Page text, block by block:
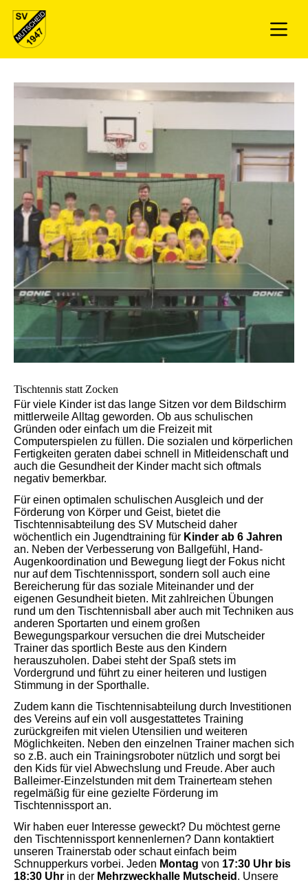
Tischtennis statt Zocken
Für viele Kinder ist das lange Sitzen vor dem Bildschirm
mittlerweile Alltag geworden. Ob aus schulischen
Gründen oder einfach um die Freizeit mit
Computerspielen zu füllen. Die sozialen und körperlichen
Fertigkeiten geraten dabei schnell in Mitleidenschaft und
auch die Gesundheit der Kinder macht sich oftmals
negativ bemerkbar.
Für einen optimalen schulischen Ausgleich und der
Förderung von Körper und Geist, bietet die
Tischtennisabteilung des SV Mutscheid daher
wöchentl ich ein Jugendtraining für Kinder ab 6 Jahren
an. Neben der Verbesserung von Ballgefühl, Hand-
Augenkoordination und Bewegung liegt der Fokus nicht
nur auf dem Tischtennissport, sondern soll auch eine
Bereicherung für das soziale Miteinander und der
eigenen Gesundheit bieten. Mit zahlreichen Übungen
rund um den Tischtennisball aber auch mit Techniken aus
anderen Sportarten und einem großen
Bewegungsparkour versuchen die drei Mutscheider
Trainer das sportlich Beste aus den Kindern
herauszuholen. Dabei steht der Spaß stets im
Vordergrund und führt zu einer heiteren und lustigen
Stimmung in der Sporthalle.
Zudem kann die Tischtennisabteilung durch Investitionen
des Vereins auf ein voll ausgestattetes Training
zurückgreifen mit vielen Utensilien und weiteren
Möglichkeiten. Neben den einzelnen Trainer machen sich
so z.B. auch ein Trainingsroboter nützlich und sorgt bei
den Kids für viel Abwechslung und Freude. Aber auch
Balleimer-Einzelstunden mit dem Trainerteam stehen
regelmäßig für eine gezielte Förderung im
Tischtennissport an.
Wir haben euer Interesse geweckt? Du möchtest gerne
den Tischtennissport kennenlernen? Dann kontaktiert
unseren Trainerstab oder schaut einfach beim
Schnupperkurs vorbei. Jeden Montag von 17:30 Uhr bis
18:30 Uhr in der Mehrzweckhalle Mutscheid . Unsere